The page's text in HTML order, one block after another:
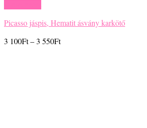
Picasso jáspis, Hematit ásvány karkötő
3 100Ft–3 550FtÁrtartomány: